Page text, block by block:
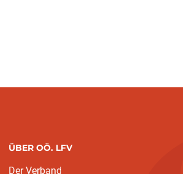
ÜBER OÖ. LFV
Der Verband